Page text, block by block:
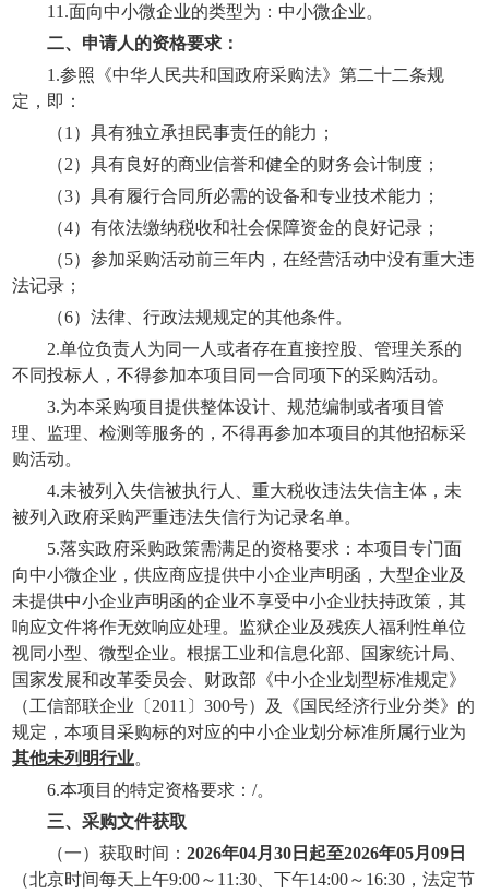
1 1 .面向中小微企业的类型为：中小微企业。
二、申请人的资格要求：
1.参照
《中华人民共和国政府采购法》第二十二条规
定，即：
（1）具有独立承担民事责任的能力；
（2）具有良好的商业信誉和健全的财务会计制度；
（3）具有履行合同所必需的设备和专业技术能力；
（4）有依法缴纳税收和社会保障资金的良好记录；
（5）参加采购活动前三年内，在经营活动中没有重大违
法记录；
（6）法律、行政法规规定的其他条件。
2.单位负责人为同一人或者存在直接控股、管理关系的
不同投标人，不得参加本项目同一合同项下的采购活动。
3.为本采购项目提供整体设计、规范编制或者项目管
理、监理、检测等服务的，不得再参加本项目的其他招标采
购活动。
4.未被列入失信被执行人、重大税收违法失信主体，未
被列入政府采购严重违法失信行为记录名单。
5.落实政府采购政策需满足的资格要求：本项目专门面
向中小微企业，供应商应提供中小企业声明函，大型企业及
未提供中小企业声明函的企业不享受中小企业扶持政策，其
响应文件将作无效响应处理。监狱企业及残疾人福利性单位
视同小型、微型企业。根据工业和信息化部、国家统计局、
国家发展和改革委员会、财政部《中小企业划型标准规定》
（工信部联企业 〔 2011〕300号）
及《国民经济行业分类》的
规定 ，本项目采购标的对应的中小企业划分标准所属行业为
其他未列明行业。
6.本项目的特定资格要求：/。
三、采购文件获取
（一）获取时间：2026年04月30 日起至2026年05月09 日
（北京时间每天上午9:00～11:30、下午14:00～16:30，法定节